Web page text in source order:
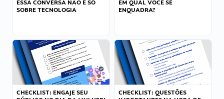
ESSA CONVERSA NÃO É SÓ
SOBRE TECNOLOGIA
EM QUAL VOCÊ SE
ENQUADRA?
CHECKLIST: ENGAJE SEU
CHECKLIST: QUESTÕES